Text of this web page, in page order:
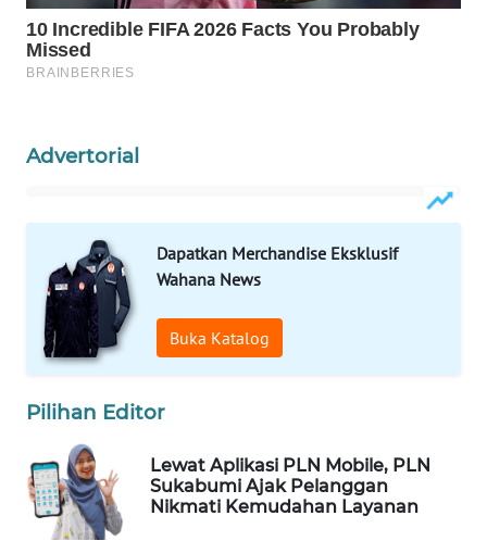
Advertorial
Dapatkan Merchandise Eksklusif
Wahana News
Buka Katalog
Pilihan Editor
Lewat Aplikasi PLN Mobile, PLN
Sukabumi Ajak Pelanggan
Nikmati Kemudahan Layanan
KONSUMEN
LISTRIK
KELISTRIKAN
ID
MAWAKA
ID
MARTABAT
PLN
WATCH
MKLI